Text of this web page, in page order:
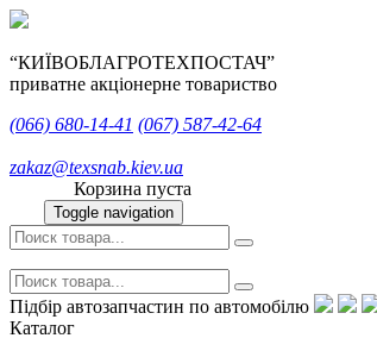
“КИЇВОБЛАГРОТЕХПОСТАЧ”
приватне акціонерне товариство
(066) 680-14-41 (067) 587-42-64
zakaz@texsnab.kiev.ua
Корзина пуста
Toggle navigation
Підбір автозапчастин по автомобілю
Каталог